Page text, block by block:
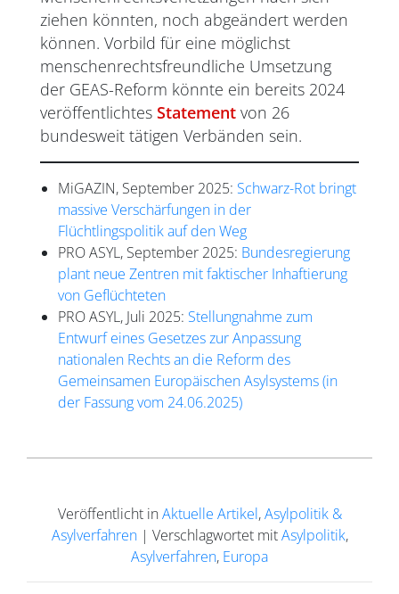
ziehen könnten, noch abgeändert werden
können. Vorbild für eine möglichst
menschenrechtsfreundliche Umsetzung
der GEAS-Reform könnte ein bereits 2024
veröffentlichtes Statement von 26
bundesweit tätigen Verbänden sein.
MiGAZIN, September 2025: Schwarz-Rot bringt
massive Verschärfungen in der
Flüchtlingspolitik auf den Weg
PRO ASYL, September 2025: Bundesregierung
plant neue Zentren mit faktischer Inhaftierung
von Geflüchteten
PRO ASYL, Juli 2025: Stellungnahme zum
Entwurf eines Gesetzes zur Anpassung
nationalen Rechts an die Reform des
Gemeinsamen Europäischen Asylsystems (in
der Fassung vom 24.06.2025)
Veröffentlicht inAktuelle Artikel,Asylpolitik &
Asylverfahren| Verschlagwortet mitAsylpolitik,
Asylverfahren, Europa